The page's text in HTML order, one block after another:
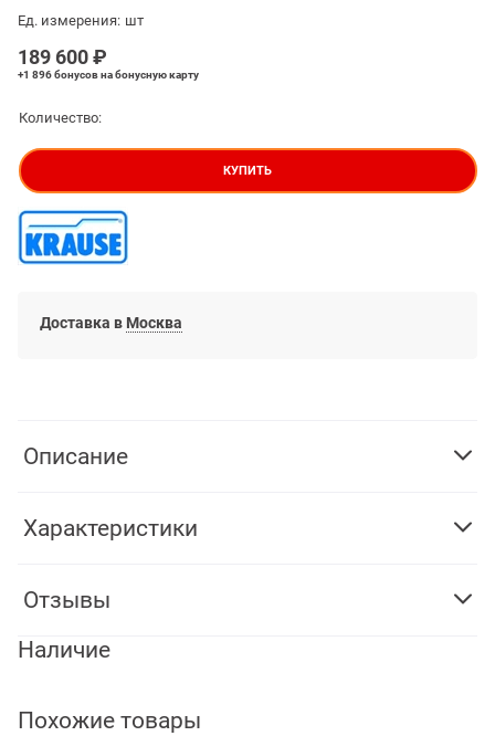
Ед. измерения: шт
189 600 ₽
+1 896 бонусовна бонусную карту
Количество:
КУПИТЬ
Доставка в Москва
Описание
Характеристики
Отзывы
Наличие
Похожие товары